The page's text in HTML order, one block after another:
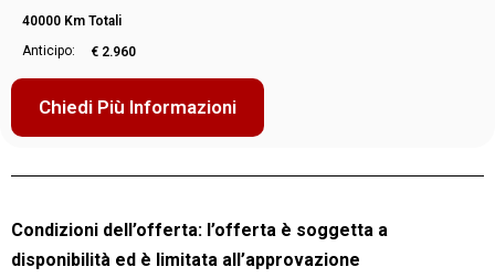
40000 Km Totali
Anticipo:
€ 2.960
Chiedi Più Informazioni
Condizioni dell’offerta: l’offerta è soggetta a
disponibilità ed è limitata all’approvazione